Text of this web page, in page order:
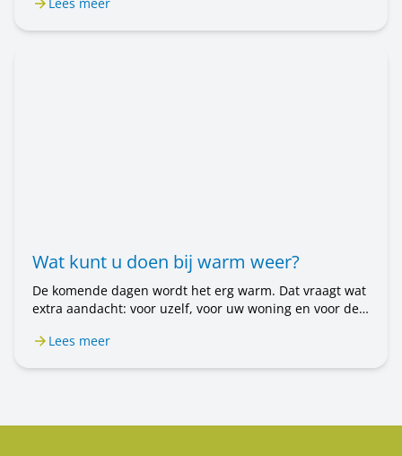
wijkkantoor alleen op afspraak geopend. Wilt u een
Wat kunt u doen bij warm weer?
De komende dagen wordt het erg warm. Dat vraagt wat
extra aandacht: voor uzelf, voor uw woning en voor de
doen.Lees meer